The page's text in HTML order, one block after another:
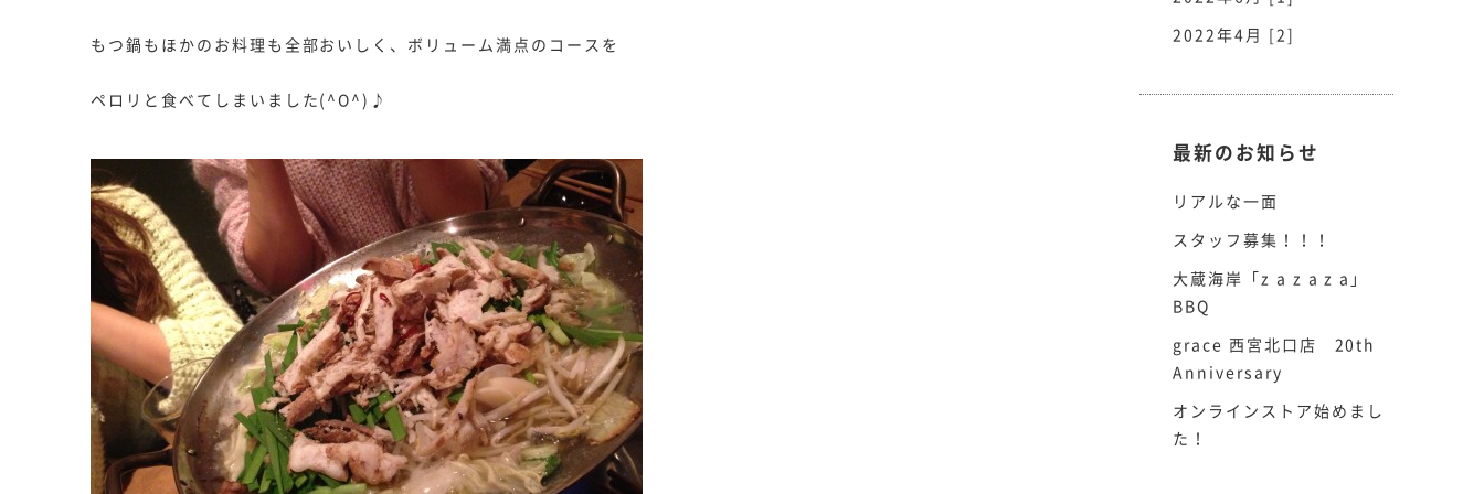
もつ鍋もほかのお料理も全部おいしく、ボリューム満点のコースを
ペロリと食べてしまいました(^O^)♪
2022年4月 [2]
最新のお知らせ
リアルな一面
スタッフ募集！！！
大蔵海岸「z a z a z a」
BBQ
grace 西宮北口店 20th
Anniversary
オンラインストア始めまし
た！